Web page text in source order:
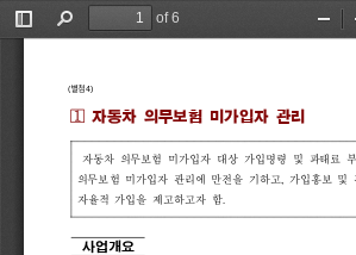
Toggle
Find
of 6
Zoom
 자동차 의무보험 미가입자 관리
자동차 의무보험 미가입자 대상 가입명령 및 과태료
의무보험 미가입자 관리에 만전을 기하고 가입홍보 및
자율적 가입을 제고하고자 함
사업개요
(별첨4)